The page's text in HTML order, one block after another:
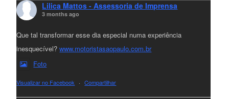
Lilica Mattos - Assessoria de Imprensa
3 months ago
Que tal transformar esse dia especial numa experiência
inesquecível?www.motoristasaopaulo.com.br
Foto
Visualizar no Facebook · Compartilhar